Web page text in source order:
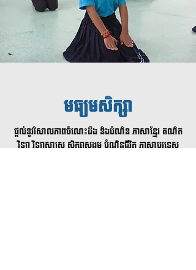
មធ្យមសិក្សា
ផ្ដល់នូវវិសាលភាពចំណេះដឹង​ និងបំណិន ភាសាខ្មែរ គណិត
វិទ្យា វិទ្យាសាស្ត្រ សិក្សាសង្គម បំណិនជីវិត ភាសាបរទេស